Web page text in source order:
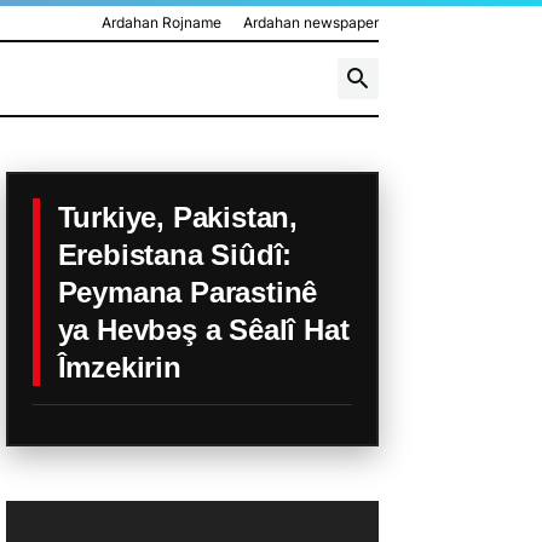
Ardahan Rojname Ardahan newspaper
Turkiye, Pakistan,
Erebistana Siûdî:
Peymana Parastinê
ya Hevbəş a Sêalî Hat
Îmzekirin